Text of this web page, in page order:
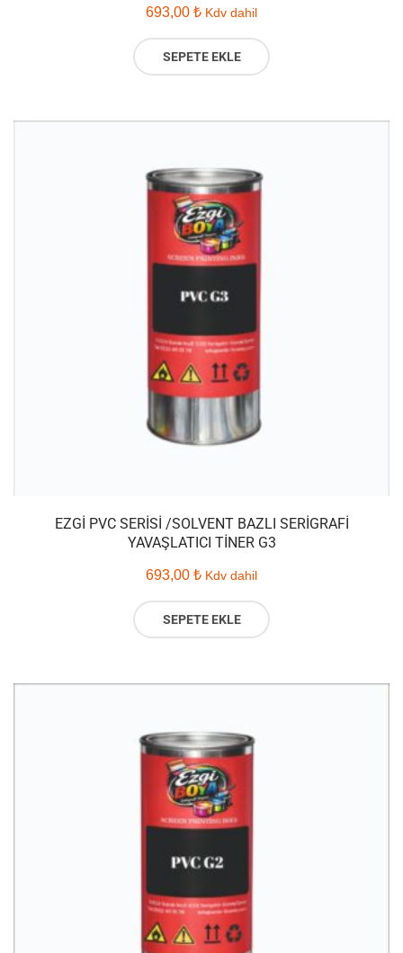
693,00 ₺ Kdv dahil
SEPETE EKLE
EZGI PVC SERISI /SOLVENT BAZLI SERIGRAFI
YAVAŞLATICI TINER G3
693,00 ₺ Kdv dahil
SEPETE EKLE